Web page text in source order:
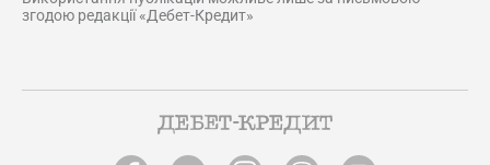
згодою редакції «Дебет-Кредит»